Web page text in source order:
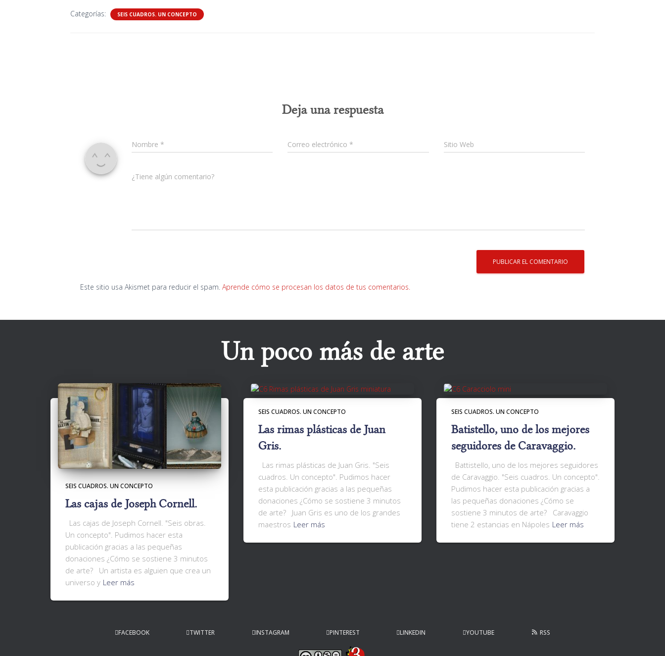
Categorías: SEIS CUADROS. UN CONCEPTO
Deja una respuesta
Nombre * Correo electrónico * Sitio Web
¿Tiene algún comentario?
Este sitio usa Akismet para reducir el spam. Aprende cómo se procesan los datos de tus comentarios.
Un poco más de arte
SEIS CUADROS. UN CONCEPTO
Las cajas de Joseph Cornell.
Las cajas de Joseph Cornell. "Seis obras.
Un concepto". Pudimos hacer esta
publicación gracias a las pequeñas
donaciones ¿Cómo se sostiene 3 minutos
de arte? Un artista es alguien que crea un
universo y Leer más
SEIS CUADROS. UN CONCEPTO
Las rimas plásticas de Juan
Gris.
Las rimas plásticas de Juan Gris. "Seis
cuadros. Un concepto". Pudimos hacer
esta publicación gracias a las pequeñas
donaciones ¿Cómo se sostiene 3 minutos
de arte? Juan Gris es uno de los grandes
maestros Leer más
SEIS CUADROS. UN CONCEPTO
Batistello, uno de los mejores
seguidores de Caravaggio.
Battistello, uno de los mejores seguidores
de Caravaggio. "Seis cuadros. Un concepto".
Pudimos hacer esta publicación gracias a
las pequeñas donaciones ¿Cómo se
sostiene 3 minutos de arte? Caravaggio
tiene 2 estancias en Nápoles Leer más
FACEBOOK TWITTER INSTAGRAM PINTEREST LINKEDIN YOUTUBE RSS